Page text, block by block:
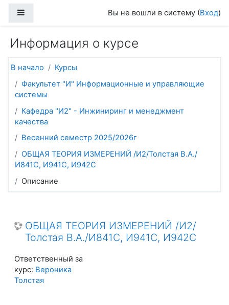
Вы не вошли в систему (Вход)
Информация о курсе
В начало
Курсы
Факультет "И" Информационные и управляющие
системы
Кафедра "И2" - Инжиниринг и менеджмент
качества
Весенний семестр 2025/2026г
ОБЩАЯ ТЕОРИЯ ИЗМЕРЕНИЙ /И2/Толстая В.А./
И841С, И941С, И942С
Описание
ОБЩАЯ ТЕОРИЯ ИЗМЕРЕНИЙ /И2/
Толстая В.А./И841С, И941С, И942С
Ответственный за
курс: Вероника
Толстая